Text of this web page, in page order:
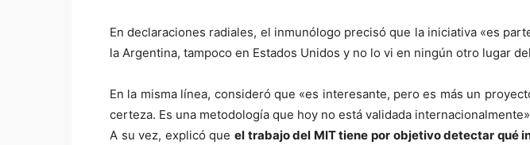
En declaraciones radiales, el inmunólogo precisó que la iniciativa «es
la Argentina, tampoco en Estados Unidos y no lo vi en ningún otro lugar
En la misma línea, consideró que «es interesante, pero es más un
certeza. Es una metodología que hoy no está validada
A su vez, explicó que el trabajo del MIT tiene por objetivo detectar qué